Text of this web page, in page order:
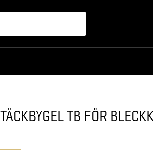
TÄCKBYGEL TB FÖR